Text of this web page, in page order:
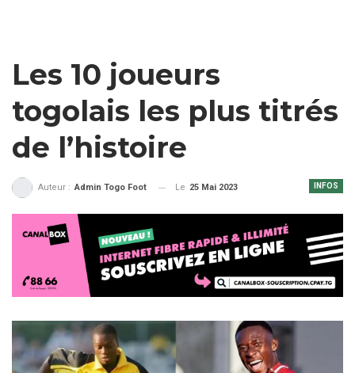
Les 10 joueurs
togolais les plus titrés
de l’histoire
INFOS
Auteur : Admin Togo Foot Le 25 Mai 2023